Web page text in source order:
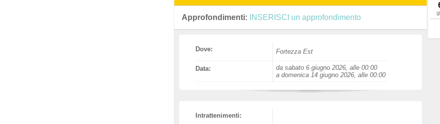
Approfondimenti: INSERISCI un approfondimento
Dove: Fortezza Est
Data:
da sabato 6 giugno 2026, alle 00:00
a domenica 14 giugno 2026, alle 00:00
Intrattenimenti: